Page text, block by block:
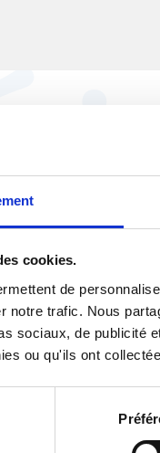
cookies.
de
notre trafic. Nous
sociaux, de publicité
ou qu'ils ont
sociale,
: chaque mois,
enjeux sociaux et